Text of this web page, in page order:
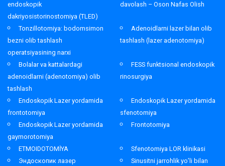
endoskopik
dakriyosistorinostomiya (TLED)
davolash – Oson Nafas Olish
Tonzillotomiya: bodomsimon
bezni olib tashlash
operatsiyasining narxi
Adenoidlarni lazer bilan olib
tashlash (lazer adenotomiya)
Bolalar va kattalardagi
adenoidlarni (adenotomiya) olib
tashlash
FESS funktsional endoskopik
rinosurgiya
Endoskopik Lazer yordamida
frontotomiya
Endoskopik Lazer yordamida
sfenotomiya
Endoskopik Lazer yordamida
gaymorotomiya
Frontotomiya
ETMOIDOTOMİYA
Sfenotomiya LOR klinikasi
Эндоскопик лазер
Sinusitni jarrohlik yo’li bilan